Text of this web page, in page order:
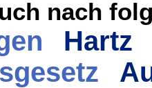
nach
Hartz